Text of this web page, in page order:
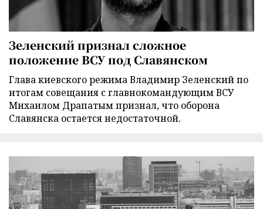
Зеленский признал сложное
положение ВСУ под Славянском
Глава киевского режима Владимир Зеленский по
итогам совещания с главнокомандующим ВСУ
Михаилом Драпатым признал, что оборона
Славянска остается недостаточной.